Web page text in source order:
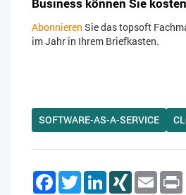
Abonnieren Sie das topsoft
im Jahr in Ihrem Briefkasten.
SOFTWARE-AS-A-SERVICE
FacebookTwitterLinkedInXING Email